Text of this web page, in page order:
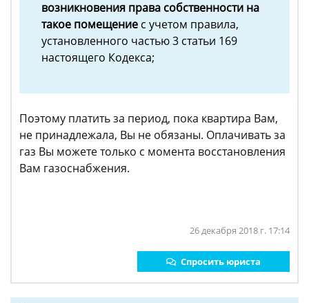
возникновения права собственности на
такое помещение с учетом правила,
установленного частью 3 статьи 169
настоящего Кодекса;
Поэтому платить за период, пока квартира Вам,
не принадлежала, Вы не обязаны. Оплачивать за
газ Вы можете только с момента восстановления
Вам газоснабжения.
26 декабря 2018 г. 17:14
Спросить юриста